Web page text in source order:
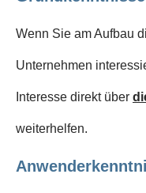
Wenn Sie am Aufbau
Unternehmen
Interesse direkt über
weiterhelfen.